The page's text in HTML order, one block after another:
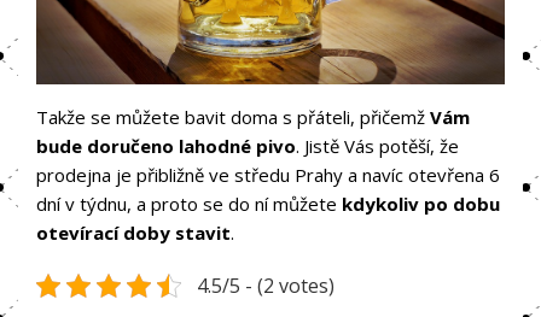
Takže se můžete bavit doma s přáteli, přičemž Vám
bude doručeno lahodné pivo. Jistě Vás potěší, že
prodejna je přibližně ve středu Prahy a navíc otevřena 6
dní v týdnu, a proto se do ní můžete kdykoliv po dobu
otevírací doby stavit.
4.5/5 - (2 votes)